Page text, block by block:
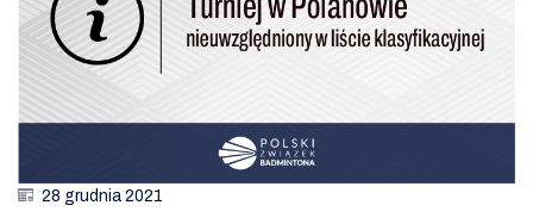
28 grudnia 2021